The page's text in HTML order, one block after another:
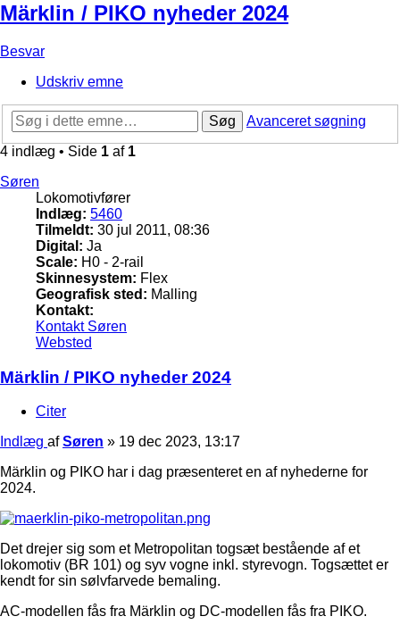
Märklin / PIKO nyheder 2024
Besvar
Udskriv emne
Søg
Avanceret søgning
4 indlæg • Side 1 af 1
Søren
Lokomotivfører
Indlæg: 5460
Tilmeldt: 30 jul 2011, 08:36
Digital: Ja
Scale: H0 - 2-rail
Skinnesystem: Flex
Geografisk sted: Malling
Kontakt:
Kontakt Søren
Websted
Märklin / PIKO nyheder 2024
Citer
Indlæg afSøren » 19 dec 2023, 13:17
Märklin og PIKO har i dag præsenteret en af nyhederne for
2024.
Det drejer sig som et Metropolitan togsæt bestående af et
lokomotiv (BR 101) og syv vogne inkl. styrevogn. Togsættet er
kendt for sin sølvfarvede bemaling.
AC-modellen fås fra Märklin og DC-modellen fås fra PIKO.